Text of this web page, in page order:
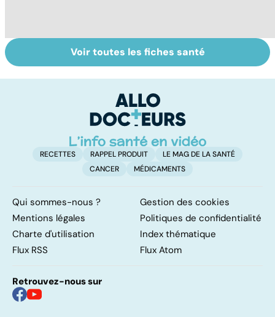
Tout savoir sur
les infections
Covid-19 : tout
savoir sur la
Voir toutes les fiches santé
RECETTES RAPPEL PRODUIT
LE MAG DE LA SANTÉ
CANCER
MÉDICAMENTS
Qui sommes-nous ?
Gestion des cookies
Mentions légales
Politiques de confidentialité
Charte d'utilisation
Index thématique
Flux RSS
Flux Atom
Retrouvez-nous sur